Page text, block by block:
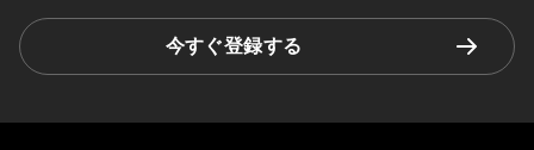
今すぐ登録する